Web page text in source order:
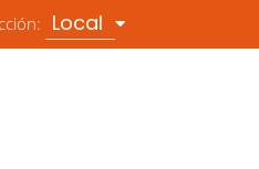
Local